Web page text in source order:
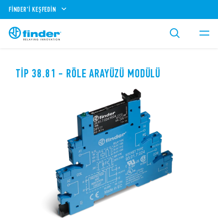
FINDER'I KEŞFEDIN
TIP 38.81 - RÖLE ARAYÜZÜ MODÜLÜ